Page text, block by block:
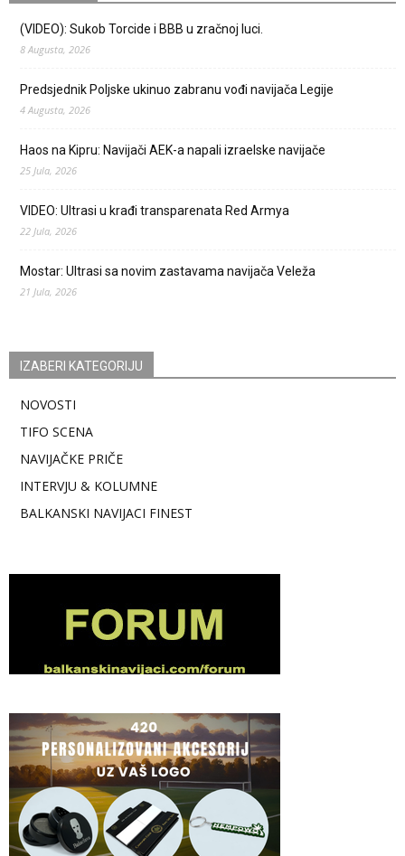
(VIDEO): Sukob Torcide i BBB u zračnoj luci.
8 Augusta, 2026
Predsjednik Poljske ukinuo zabranu vođi navijača Legije
4 Augusta, 2026
Haos na Kipru: Navijači AEK-a napali izraelske navijače
25 Jula, 2026
VIDEO: Ultrasi u krađi transparenata Red Armya
22 Jula, 2026
Mostar: Ultrasi sa novim zastavama navijača Veleža
21 Jula, 2026
IZABERI KATEGORIJU
NOVOSTI
TIFO SCENA
NAVIJAČKE PRIČE
INTERVJU & KOLUMNE
BALKANSKI NAVIJACI FINEST